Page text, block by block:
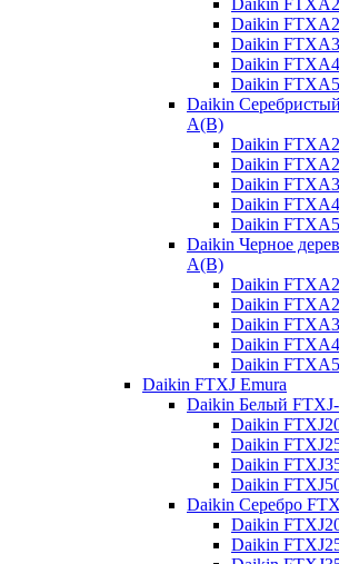
Daikin
Daikin
Daikin
Daikin
Daikin
Daikin
A(B)
Daikin
Daikin
Daikin
Daikin
Daikin
Daikin Черное
A(B)
Daikin
Daikin
Daikin
Daikin
Daikin
Daikin FTXJ Emura
Daikin Белый
Daikin
Daikin
Daikin
Daikin
Daikin Серебро
Daikin
Daikin